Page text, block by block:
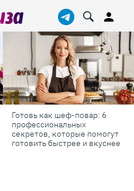
Готовь как шеф-повар: 6
профессиональных
секретов, которые помогут
готовить быстрее и вкуснее